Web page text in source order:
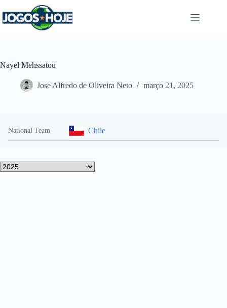
para
o
Nayel Mehssatou
Jose Alfredo de Oliveira Neto março 21, 2025
National Team Chile